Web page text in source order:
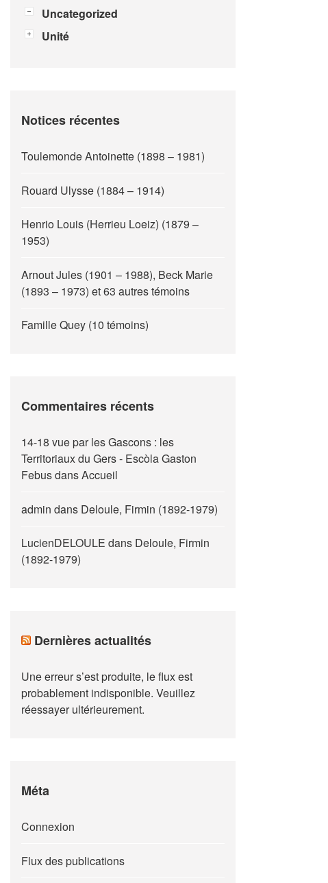
Uncategorized
Unité
Notices récentes
Toulemonde Antoinette (1898 – 1981)
Rouard Ulysse (1884 – 1914)
Henrio Louis (Herrieu Loeiz) (1879 –
1953)
Arnout Jules (1901 – 1988), Beck Marie
(1893 – 1973) et 63 autres témoins
Famille Quey (10 témoins)
Commentaires récents
14-18 vue par les Gascons : les
Territoriaux du Gers - Escòla Gaston
FebusdansAccueil
admin dans Deloule, Firmin (1892-1979)
LucienDELOULE dans Deloule, Firmin
(1892-1979)
Dernières actualités
Une erreur s’est produite, le flux est
probablement indisponible. Veuillez
réessayer ultérieurement.
Méta
Connexion
Flux des publications